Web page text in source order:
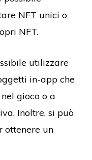
NFT unici o
NFT.
utilizzare
in-app che
gioco o a
Inoltre, si può
ottenere un